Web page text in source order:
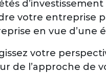
votre entreprise
en vue d’une
votre
de l’approche de